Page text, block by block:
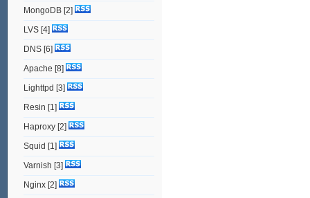
MongoDB[2]
LVS[4]
DNS[6]
Apache [8]
Lighttpd [3]
Resin [1]
Haproxy[2]
Squid [1]
Varnish [3]
Nginx[2]